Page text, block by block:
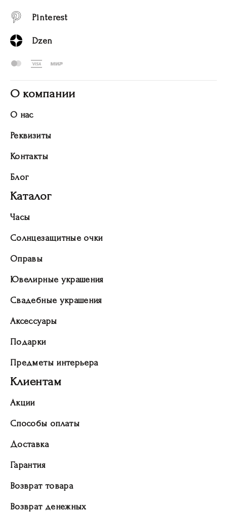
Pinterest
Dzen
О компании
О нас
Реквизиты
Контакты
Блог
Каталог
Часы
Солнцезащитные очки
Оправы
Ювелирные украшения
Свадебные украшения
Аксессуары
Подарки
Предметы интерьера
Клиентам
Акции
Способы оплаты
Доставка
Гарантия
Возврат товара
Возврат денежных